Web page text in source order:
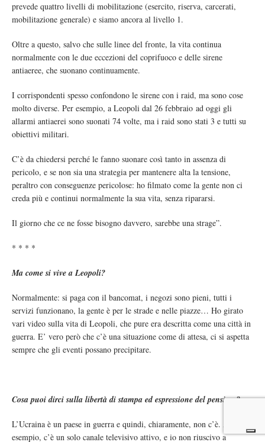
prevede quattro livelli di mobilitazione (esercito, riserva, carcerati,
mobilitazione generale) e siamo ancora al livello 1.
Oltre a questo, salvo che sulle linee del fronte, la vita continua
normalmente con le due eccezioni del coprifuoco e delle sirene
antiaeree, che suonano continuamente.
I corrispondenti spesso confondono le sirene con i raid, ma sono cose
molto diverse. Per esempio, a Leopoli dal 26 febbraio ad oggi gli
allarmi antiaerei sono suonati 74 volte, ma i raid sono stati 3 e tutti su
obiettivi militari.
C’è da chiedersi perché le fanno suonare così tanto in assenza di
pericolo, e se non sia una strategia per mantenere alta la tensione,
peraltro con conseguenze pericolose: ho filmato come la gente non ci
creda più e continui normalmente la sua vita, senza ripararsi.
Il giorno che ce ne fosse bisogno davvero, sarebbe una strage”.
* * * *
Ma come si vive a Leopoli?
Normalmente: si paga con il bancomat, i negozi sono pieni, tutti i
servizi funzionano, la gente è per le strade e nelle piazze… Ho girato
vari video sulla vita di Leopoli, che pure era descritta come una città in
guerra. E’ vero però che c’è una situazione come di attesa, ci si aspetta
sempre che gli eventi possano precipitare.
Cosa puoi dirci sulla libertà di stampa ed espressione del pensiero?
L’Ucraina è un paese in guerra e quindi, chiaramente, non c’è. Ad
esempio, c’è un solo canale televisivo attivo, e io non riuscivo a